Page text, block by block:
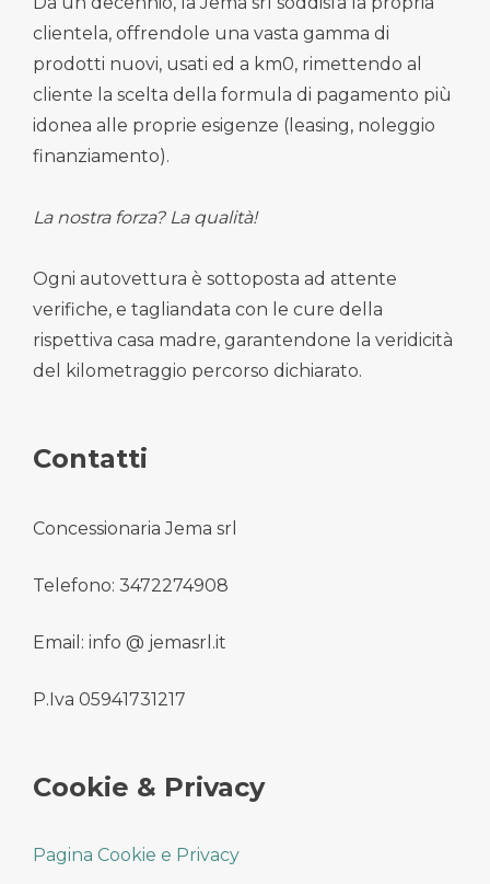
clientela, offrendole una vasta gamma di
prodotti nuovi, usati ed a km0, rimettendo al
cliente la scelta della formula di pagamento più
idonea alle proprie esigenze (leasing, noleggio
finanziamento).
La nostra forza? La qualità!
Ogni autovettura è sottoposta ad attente
verifiche, e tagliandata con le cure della
rispettiva casa madre, garantendone la veridicità
del kilometraggio percorso dichiarato.
Contatti
Concessionaria Jema srl
Telefono: 3472274908
Email: info @ jemasrl.it
P.Iva 05941731217
Cookie & Privacy
Pagina Cookie e Privacy